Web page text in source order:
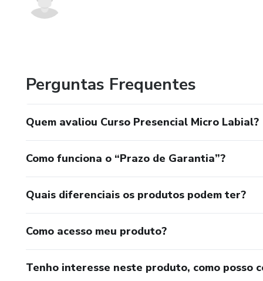
Perguntas Frequentes
Quem avaliou Curso Presencial Micro Labial?
Como funciona o “Prazo de Garantia”?
Quais diferenciais os produtos podem ter?
Como acesso meu produto?
Tenho interesse neste produto, como posso